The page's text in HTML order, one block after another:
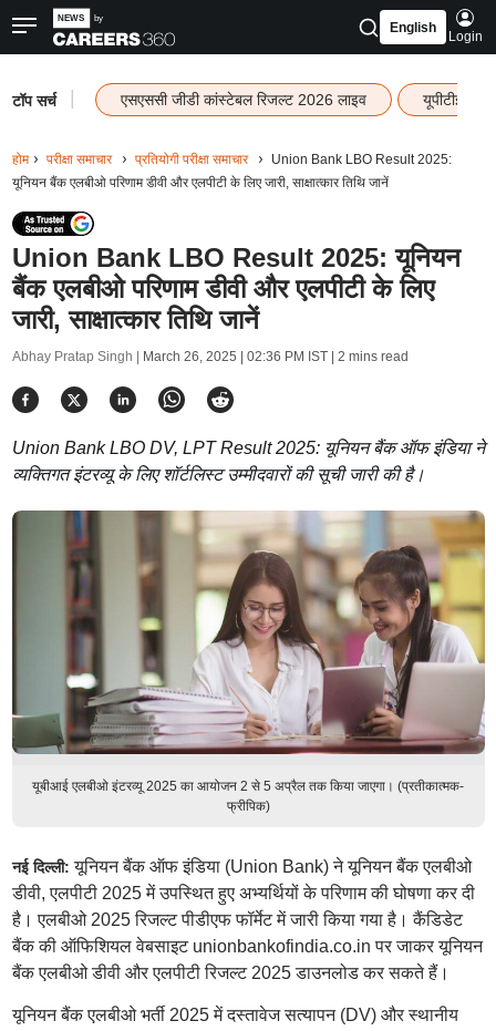
English
Login
टॉप सर्च एसएससी जीडी कांस्टेबल रिजल्ट 2026 लाइव यूपीटीईटी
होम परीक्षा समाचार प्रतियोगी परीक्षा समाचार
Union Bank LBO Result 2025:
यूनियन बैंक एलबीओ परिणाम डीवी और एलपीटी के लिए जारी, साक्षात्कार तिथि जानें
Union Bank LBO Result 2025: यूनियन
बैंक एलबीओ परिणाम डीवी और एलपीटी के लिए
जारी, साक्षात्कार तिथि जानें
Abhay Pratap Singh | March 26, 2025 | 02:36 PM IST| 2 mins read
Union Bank LBO DV, LPT Result 2025: यूनियन बैंक ऑफ इंडिया ने
व्यक्तिगत इंटरव्यू के लिए शॉर्टलिस्ट उम्मीदवारों की सूची जारी की है।
यूबीआई एलबीओ इंटरव्यू 2025 का आयोजन 2 से 5 अप्रैल तक किया जाएगा। (प्रतीकात्मक-
फ्रीपिक)
नई दिल्ली: यूनियन बैंक ऑफ इंडिया (Union Bank) ने यूनियन बैंक एलबीओ
डीवी, एलपीटी 2025 में उपस्थित हुए अभ्यर्थियों के परिणाम की घोषणा कर दी
है। एलबीओ 2025 रिजल्ट पीडीएफ फॉर्मेट में जारी किया गया है। कैंडिडेट
बैंक की ऑफिशियल वेबसाइट unionbankofindia.co.in पर जाकर यूनियन
बैंक एलबीओ डीवी और एलपीटी रिजल्ट 2025 डाउनलोड कर सकते हैं।
यूनियन बैंक एलबीओ भर्ती 2025 में दस्तावेज सत्यापन (DV) और स्थानीय